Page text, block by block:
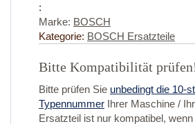
:
Marke: BOSCH
Kategorie: BOSCH Ersatzteile
Bitte Kompatibilität
Bitte prüfen Sie unbedingt die 10-
Typennummer Ihrer Maschine /
Ersatzteil ist nur kompatibel, wenn